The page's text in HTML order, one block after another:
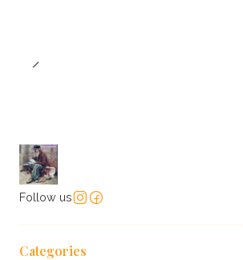
Follow us
Categories